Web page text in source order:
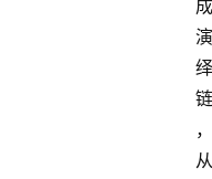
成
演
绎
链
，
从